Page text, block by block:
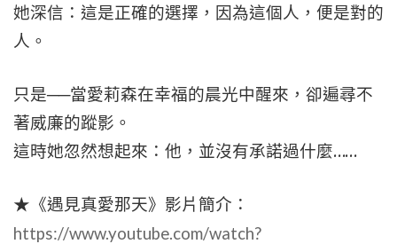
她深信：這是正確的選擇，因為這個人，便是對的
人。
只是──當愛莉森在幸福的晨光中醒來，卻遍尋不
著威廉的蹤影。
這時她忽然想起來：他，並沒有承諾過什麼……
★《遇見真愛那天》影片簡介：
https://www.youtube.com/watch?